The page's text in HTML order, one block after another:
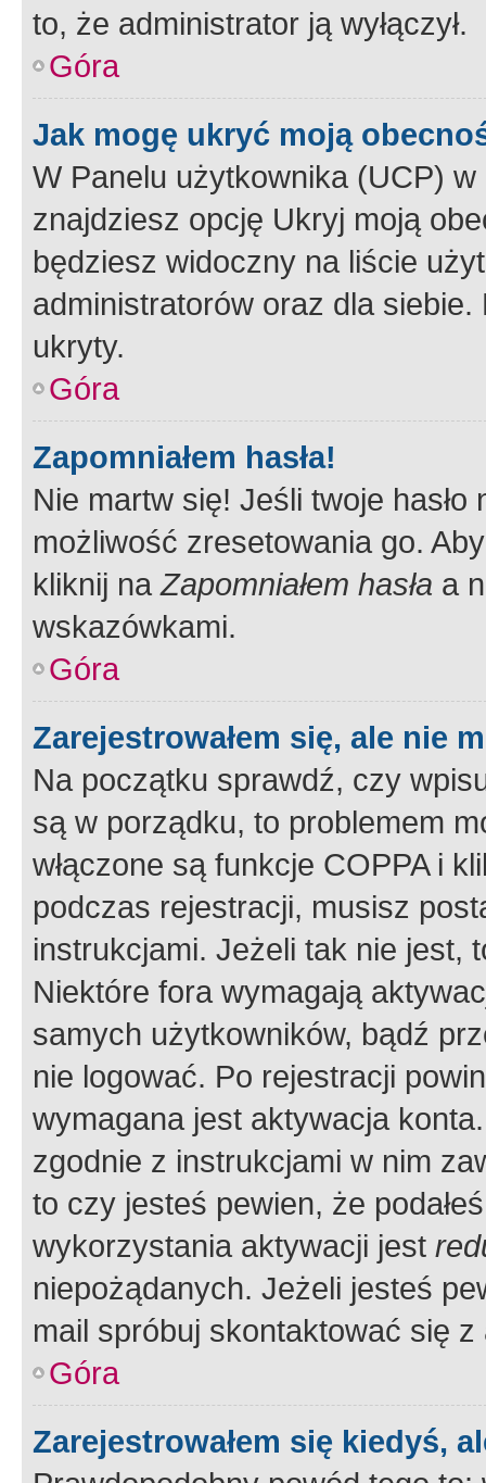
to, że administrator ją wyłączył.
Góra
Jak mogę ukryć moją
W Panelu użytkownika (UCP) w
znajdziesz opcję Ukryj moją
będziesz widoczny na liście
administratorów oraz dla
ukryty.
Góra
Zapomniałem hasła!
Nie martw się! Jeśli twoje
możliwość zresetowania go.
kliknij naZapomniałem hasła a
wskazówkami.
Góra
Zarejestrowałem się, ale nie
Na początku sprawdź, czy
są w porządku, to problemem
włączone są funkcje COPPA i
podczas rejestracji, musisz
instrukcjami. Jeżeli tak nie jest,
Niektóre fora wymagają
samych użytkowników, bądź
nie logować. Po rejestracji
wymagana jest aktywacja
zgodnie z instrukcjami w nim
to czy jesteś pewien, że
wykorzystania aktywacji jest
niepożądanych. Jeżeli jesteś
mail spróbuj skontaktować się
Góra
Zarejestrowałem się kiedyś,